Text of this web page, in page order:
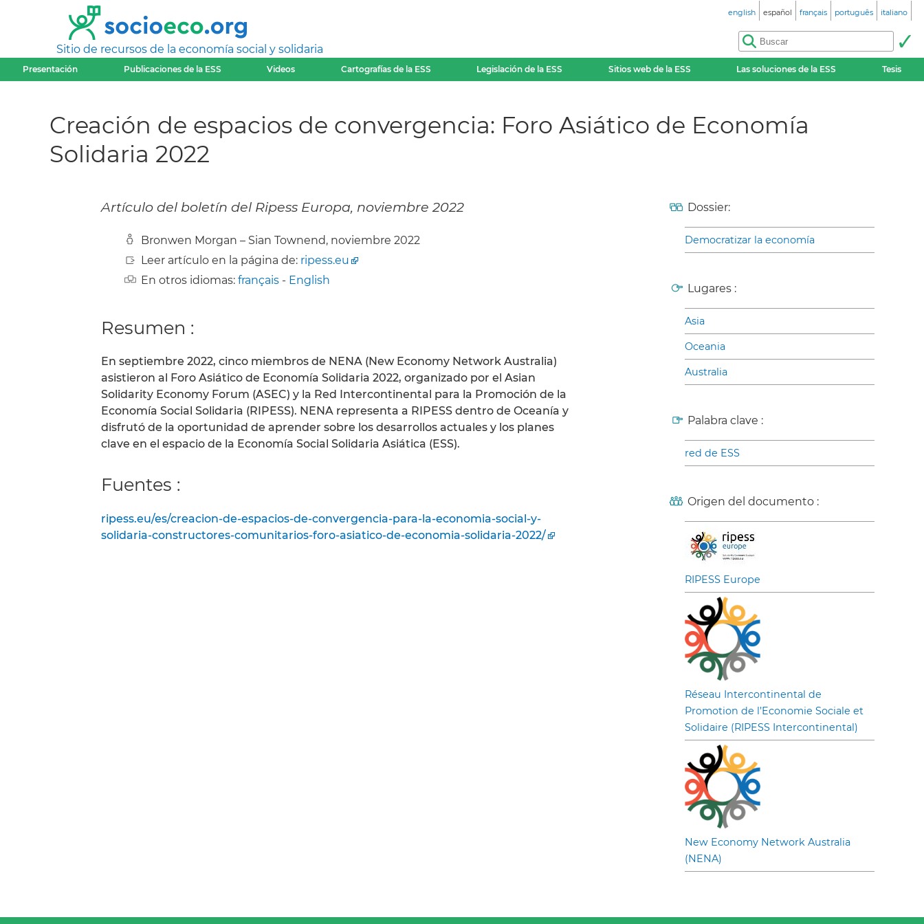
Sitio de recursos de la economía social y solidaria
english español français português italiano
Presentación Publicaciones de la ESS Videos Cartografías de la ESS Legislación de la ESS Sitios web de la ESS Las soluciones de la ESS Tesis
Creación de espacios de convergencia: Foro Asiático de Economía
Solidaria 2022
Artículo del boletín del Ripess Europa, noviembre 2022
Bronwen Morgan – Sian Townend, noviembre 2022
Leer artículo en la página de: ripess.eu
En otros idiomas: français - English
Resumen :
En septiembre 2022, cinco miembros de NENA (New Economy Network Australia)
asistieron al Foro Asiático de Economía Solidaria 2022, organizado por el Asian
Solidarity Economy Forum (ASEC) y la Red Intercontinental para la Promoción de la
Economía Social Solidaria (RIPESS). NENA representa a RIPESS dentro de Oceanía y
disfrutó de la oportunidad de aprender sobre los desarrollos actuales y los planes
clave en el espacio de la Economía Social Solidaria Asiática (ESS).
Fuentes :
ripess.eu/es/creacion-de-espacios-de-convergencia-para-la-economia-social-y-
solidaria-constructores-comunitarios-foro-asiatico-de-economia-solidaria-2022/
Dossier:
Democratizar la economía
Lugares :
Asia
Oceania
Australia
Palabra clave :
red de ESS
Origen del documento :
RIPESS Europe
Réseau Intercontinental de
Promotion de l’Economie Sociale et
Solidaire (RIPESS Intercontinental)
New Economy Network Australia
(NENA)